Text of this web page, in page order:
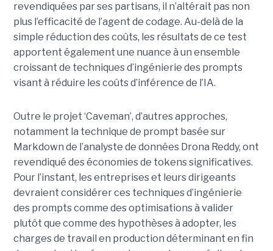
revendiquées par ses partisans, il n’altérait pas non
plus l’efficacité de l’agent de codage. Au-delà de la
simple réduction des coûts, les résultats de ce test
apportent également une nuance à un ensemble
croissant de techniques d’ingénierie des prompts
visant à réduire les coûts d’inférence de l’IA.
Outre le projet ‘Caveman’, d’autres approches,
notamment la technique de prompt basée sur
Markdown de l’analyste de données Drona Reddy, ont
revendiqué des économies de tokens significatives.
Pour l’instant, les entreprises et leurs dirigeants
devraient considérer ces techniques d’ingénierie
des prompts comme des optimisations à valider
plutôt que comme des hypothèses à adopter, les
charges de travail en production déterminant en fin